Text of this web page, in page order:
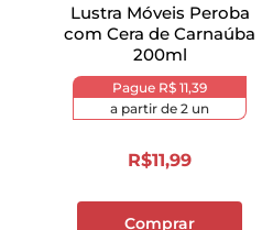
Lustra Móveis Peroba
com Cera de Carnaúba
200ml
Pague R$ 11,39
a partir de2 un
R$11,99
Comprar